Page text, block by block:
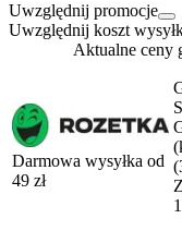
Uwzględnij promocje
Uwzględnij koszt
Aktualne ceny
Darmowa wysyłka od
49 zł